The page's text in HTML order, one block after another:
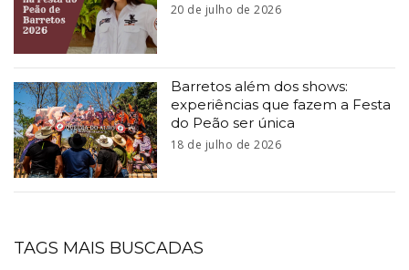
20 de julho de 2026
Barretos além dos shows:
experiências que fazem a Festa
do Peão ser única
18 de julho de 2026
TAGS MAIS BUSCADAS